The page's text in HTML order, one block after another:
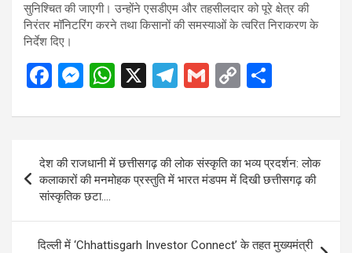
सुनिश्चित की जाएगी। उन्होंने एसडीएम और तहसीलदार को पूरे क्षेत्र की
निरंतर मॉनिटरिंग करने तथा किसानों की समस्याओं के त्वरित निराकरण के
निर्देश दिए।
F
ce
b
o
o
k
M
se
g
er
W
at
s
A
p
X
T
e
gr
a
G
ail
C
py
n
ar
Post
navigation
देश की राजधानी में छत्तीसगढ़ की लोक संस्कृति का भव्य प्रदर्शन: लोक
कलाकारों की मनमोहक प्रस्तुति में भारत मंडपम में दिखी छत्तीसगढ़ की
सांस्कृतिक छटा….
दिल्ली में ‘Chhattisgarh Investor Connect’ के तहत मुख्यमंत्री